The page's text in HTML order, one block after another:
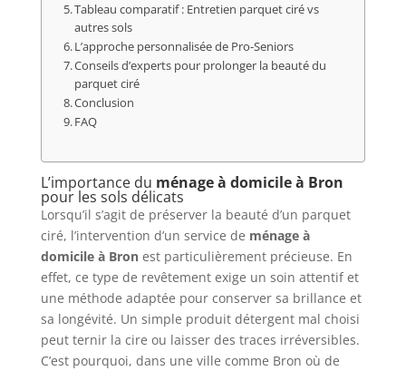
Tableau comparatif : Entretien parquet ciré vs
autres sols
L’approche personnalisée de Pro-Seniors
Conseils d’experts pour prolonger la beauté du
parquet ciré
Conclusion
FAQ
L’importance du ménage à domicile à Bron
pour les sols délicats
Lorsqu’il s’agit de préserver la beauté d’un parquet
ciré, l’intervention d’un service de ménage à
domicile à Bronest particulièrement précieuse. En
effet, ce type de revêtement exige un soin attentif et
une méthode adaptée pour conserver sa brillance et
sa longévité. Un simple produit détergent mal choisi
peut ternir la cire ou laisser des traces irréversibles.
C’est pourquoi, dans une ville comme Bron où de